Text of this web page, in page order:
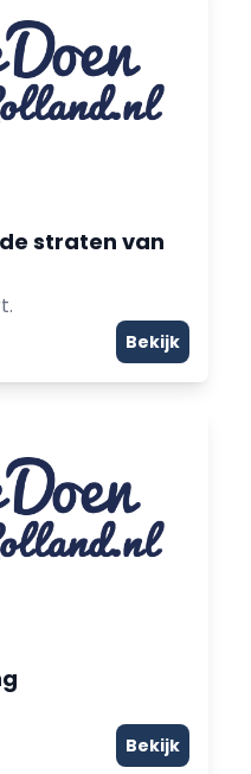
de straten van
Bekijk
Bekijk